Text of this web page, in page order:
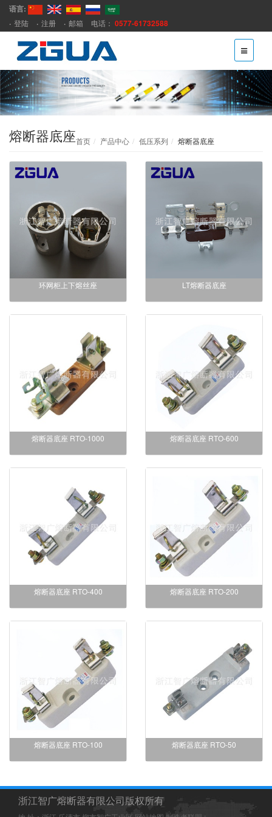
语言:
登陆 注册 邮箱 电话： 0577-61732588
熔断器底座首页 产品中心 低压系列 熔断器底座
环网柜上下熔丝座 LT熔断器底座
熔断器底座 RTO-1000 熔断器底座 RTO-600
熔断器底座 RTO-400 熔断器底座 RTO-200
熔断器底座 RTO-100 熔断器底座 RTO-50
浙江智广熔断器有限公司版权所有